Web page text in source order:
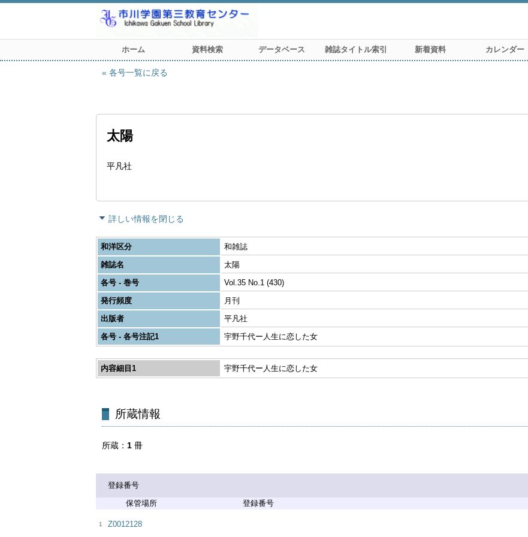
ホーム 資料検索 データベース 雑誌タイトル索引 新着資料 カレンダー
各号一覧に戻る
太陽
平凡社
詳しい情報を閉じる
和洋区分
和雑誌
雑誌名
太陽
各号 - 巻号
Vol.35 No.1 (430)
発行頻度
月刊
出版者
平凡社
各号 - 各号注記1
宇野千代ー人生に恋した女
内容細目1 宇野千代ー人生に恋した女
所蔵 1 冊
登録番号
登録番号
1 Z0012128